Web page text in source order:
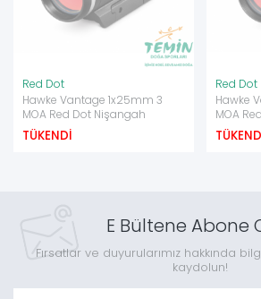
Red Dot
Hawke Vantage 1x25mm 3
MOA Red Dot Nişangah
TÜKENDİ
Red Dot
Hawke
MOA
TÜKENDİ
E Bültene Abone
Fırsatlar ve duyurularımız hakkında
kaydolun!